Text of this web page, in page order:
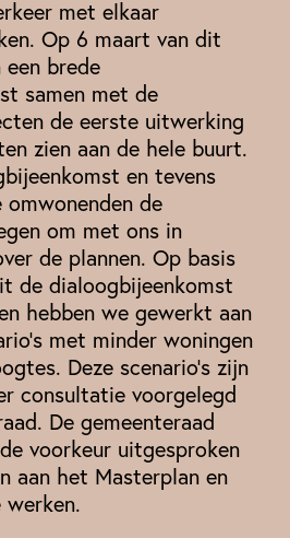
met elkaar
Op 6 maart van dit
brede
samen met de
de eerste uitwerking
zien aan de hele buurt.
en tevens
omwonenden de
om met ons in
de plannen. Op basis
de dialoogbijeenkomst
hebben we gewerkt aan
met minder woningen
Deze scenario’s zijn
consultatie voorgelegd
De gemeenteraad
voorkeur uitgesproken
aan het Masterplan en